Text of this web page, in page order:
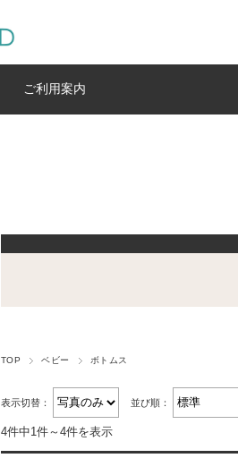
ご利用案内
TOP ベビー ボトムス
表示切替： 並び順：
4件中1件～4件を表示